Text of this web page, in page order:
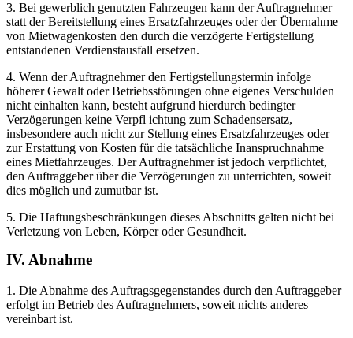
3. Bei gewerblich genutzten Fahrzeugen kann der Auftragnehmer
statt der Bereitstellung eines Ersatzfahrzeuges oder der Übernahme
von Mietwagenkosten den durch die verzögerte Fertigstellung
entstandenen Verdienstausfall ersetzen.
4. Wenn der Auftragnehmer den Fertigstellungstermin infolge
höherer Gewalt oder Betriebsstörungen ohne eigenes Verschulden
nicht einhalten kann, besteht aufgrund hierdurch bedingter
Verzögerungen keine Verpfl ichtung zum Schadensersatz,
insbesondere auch nicht zur Stellung eines Ersatzfahrzeuges oder
zur Erstattung von Kosten für die tatsächliche Inanspruchnahme
eines Mietfahrzeuges. Der Auftragnehmer ist jedoch verpflichtet,
den Auftraggeber über die Verzögerungen zu unterrichten, soweit
dies möglich und zumutbar ist.
5. Die Haftungsbeschränkungen dieses Abschnitts gelten nicht bei
Verletzung von Leben, Körper oder Gesundheit.
IV. Abnahme
1. Die Abnahme des Auftragsgegenstandes durch den Auftraggeber
erfolgt im Betrieb des Auftragnehmers, soweit nichts anderes
vereinbart ist.